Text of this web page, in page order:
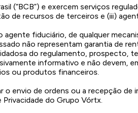
(“BCB”) e exercem serviços
de recursos de terceiros e (iii)
fiduciário, de qualquer
não representam garantia de
do regulamento, prospecto,
informativo e não devem,
ou produtos financeiros.
envio de ordens ou a recepção de
do Grupo Vórtx.